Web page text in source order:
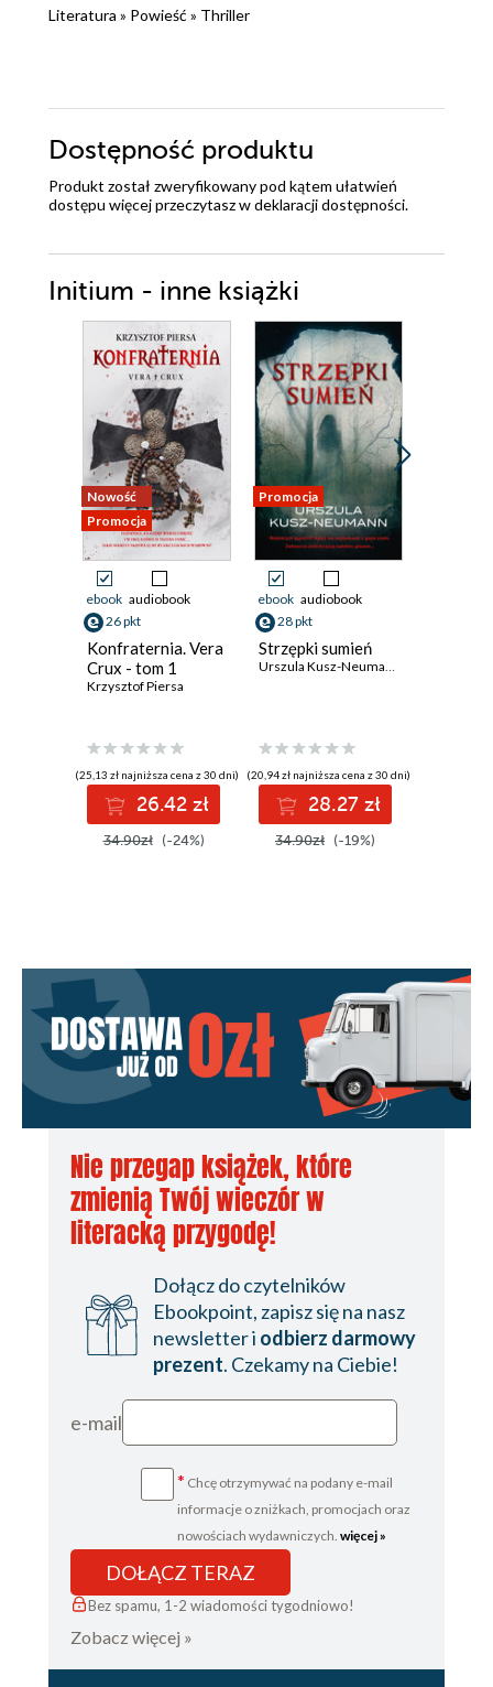
Literatura » Powieść » Thriller
Dostępność produktu
Produkt został zweryfikowany pod kątem ułatwień
dostępu więcej przeczytasz wdeklaracji dostępności.
Initium - inne książki
Nowość
Promocja
ebook audiobook
26 pkt
Konfraternia. Vera
Crux - tom 1
Krzysztof Piersa
(25,13 zł najniższa cena z 30 dni)
26.42 zł
34.90zł (-24%)
Promocja
ebook audiobook
28 pkt
Strzępki sumień
(20,94 zł najniższa cena z 30 dni)
28.27 zł
34.90zł (-19%)
Nie przegap książek, które
zmienią Twój wieczór w
literacką przygodę!
Dołącz do czytelników
Ebookpoint, zapisz się na nasz
newsletter i odbierz darmowy
prezent. Czekamy na Ciebie!
e-mail
* Chcę otrzymywać na podany e-mail
informacje o zniżkach, promocjach oraz
nowościach wydawniczych. więcej »
DOŁĄCZ TERAZ
Bez spamu, 1-2 wiadomości tygodniowo!
Zobacz więcej »